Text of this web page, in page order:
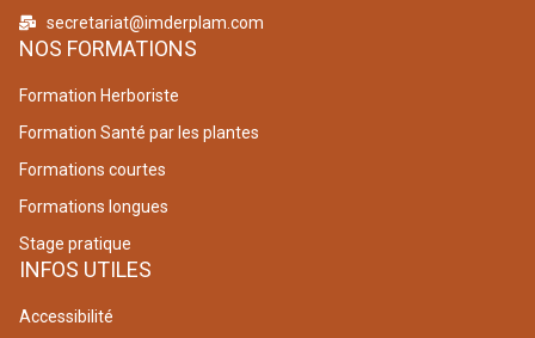
secretariat@imderplam.com
NOS FORMATIONS
Formation Herboriste
Formation Santé par les plantes
Formations courtes
Formations longues
Stage pratique
INFOS UTILES
Accessibilité